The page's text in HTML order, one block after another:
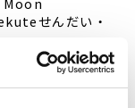
せんだい・